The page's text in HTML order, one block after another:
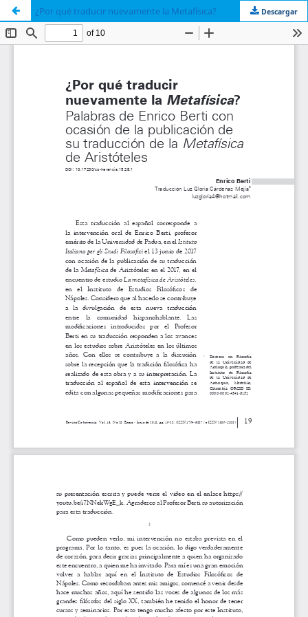
¿Por qué traducir nuevamente la Metafísica? Descargar